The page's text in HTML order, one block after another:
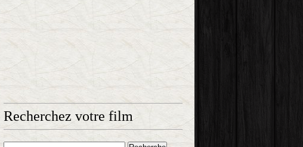
Recherchez votre film